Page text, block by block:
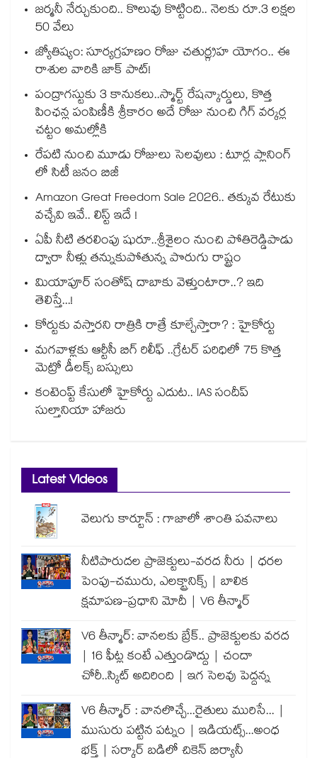
జర్మనీ నేర్చుకుంది.. కొలువు కొట్టింది.. నెలకు రూ.3 లక్షల
50 వేలు
జ్యోతిష్యం: సూర్యగ్రహణం రోజు చతుర్గ్రహ యోగం.. ఈ
రాశుల వారికి జాక్ పాట్!
పంద్రాగస్టుకు 3 కానుకలు..స్మార్ట్ రేషన్కార్డులు, కొత్త
పింఛన్ల పంపిణీకి శ్రీకారం అదే రోజు నుంచి గిగ్ వర్కర్ల
చట్టం అమల్లోకి
రేపటి నుంచి మూడు రోజులు సెలవులు : టూర్ల ప్లానింగ్
లో సిటీ జనం బిజీ
Amazon Great Freedom Sale 2026.. తక్కువ రేటుకు
వచ్చేవి ఇవే.. లిస్ట్ ఇదే !
ఏపీ నీటి తరలింపు షురూ..శ్రీశైలం నుంచి పోతిరెడ్డిపాడు
ద్వారా నీళ్లు తన్నుకుపోతున్న పొరుగు రాష్ట్రం
మియాపూర్ సంతోష్ దాబాకు వెళ్తుంటారా..? ఇది
తెలిస్తే...!
కోర్టుకు వస్తారని రాత్రికి రాత్రే కూల్చేస్తారా? : హైకోర్టు
మగవాళ్లకు ఆర్టీసీ బిగ్ రిలీఫ్ ..గ్రేటర్ పరిధిలో 75 కొత్త
మెట్రో డీలక్స్ బస్సులు
కంటెంప్ట్ కేసులో హైకోర్టు ఎదుట.. IAS సందీప్
సుల్తానియా హాజరు
Latest Videos
వెలుగు కార్టూన్ : గాజాలో శాంతి పవనాలు
నీటిపారుదల ప్రాజెక్టులు-వరద నీరు | ధరల
పెంపు-చమురు, ఎలక్ట్రానిక్స్ | బాలిక
క్షమాపణ-ప్రధాని మోదీ | V6 తీన్మార్
V6 తీన్మార్: వానలకు బ్రేక్.. ప్రాజెక్టులకు వరద
| 16 ఫీట్ల కంటే ఎత్తుండొద్దు | చందా
చోరీ..స్కిట్ అదిరింది | ఇగ సెలవు పెద్దన్న
V6 తీన్మార్ : వానలొచ్చే...రైతులు మురిసే... |
ముసురు పట్టిన పట్నం | ఇడియట్స్...అంధ
భక్త్ | సర్కార్ బడిలో చికెన్ బిర్యానీ